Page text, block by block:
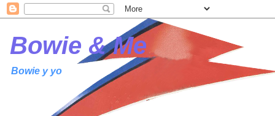
Bowie & Me
Bowie y yo